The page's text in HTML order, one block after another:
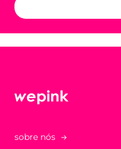
sobre nós